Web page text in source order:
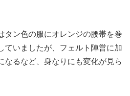
タン色の服にオレンジの腰帯を巻
ていましたが、フェルト陣営に加
なるなど、身なりにも変化が見ら